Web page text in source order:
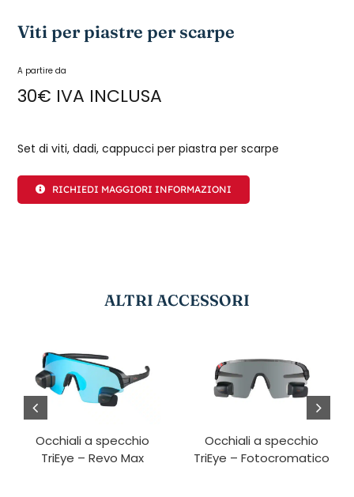
Viti per piastre per scarpe
A partire da
30€ IVA INCLUSA
Set di viti, dadi, cappucci per piastra per scarpe
RICHIEDI MAGGIORI INFORMAZIONI
ALTRI ACCESSORI
Occhiali a specchio
TriEye – Revo Max
Occhiali a specchio
TriEye – Fotocromatico